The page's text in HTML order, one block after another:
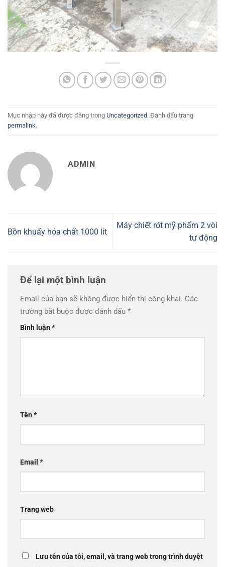
Mục nhập này đã được đăng trong Uncategorized. Đánh dấu trang
permalink.
ADMIN
Bồn khuấy hóa chất 1000 lít
Máy chiết rót mỹ phẩm 2 vòi
tự động
Để lại một bình luận
Email của bạn sẽ không được hiển thị công khai. Các
trường bắt buộc được đánh dấu *
Bình luận*
Tên*
Email *
Trang web
Lưu tên của tôi, email, và trang web trong trình duyệt